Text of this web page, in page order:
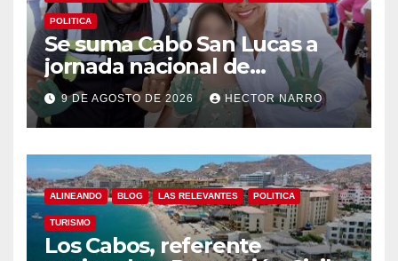
POLITICA
Se suma Cabo San Lucas a
jornada nacional de
reforestación
9 DE AGOSTO DE 2026 HECTOR NARRO
ALINEANDO BLOG LAS RELEVANTES POLITICA
TURISMO
Los Cabos, referente